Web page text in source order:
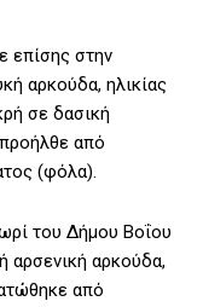
επίσης στην
αρκούδα, ηλικίας
σε δασική
από
(φόλα).
του Δήμου Βοΐου
αρσενική αρκούδα,
από